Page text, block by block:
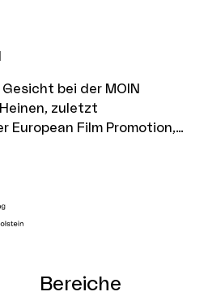
bei der MOIN
zuletzt
European Film Promotion,
eine noch engere
auf ihrem Weg in den
Bereiche